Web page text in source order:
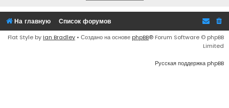
На главную Список форумов
Flat Style by Ian Bradley • Создано на основе phpBB® Forum Software © phpBB
Limited
Русская поддержка phpBB